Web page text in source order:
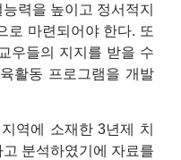
력을 높이고 정서적지
로 마련되어야 한다. 또
우들의 지지를 받을 수
활동 프로그램을 개발
역에 소재한 3년제 치
분석하였기에 자료를